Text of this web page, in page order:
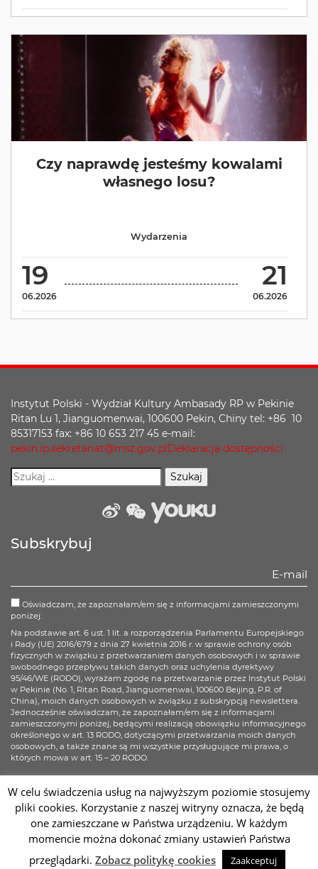
Czy naprawdę jesteśmy kowalami
własnego losu?
19
06.2026
21
06.2026
Wydarzenia
Instytut Polski - Wydział Kultury Ambasady RP w Pekinie
Ritan Lu 1, Jianguomenwai, 100600 Pekin, Chiny tel: +86 10
85317153 fax: +86 10 653 217 45 e-mail:
pekin.ip.sekretariat@msz.gov.plDeklaracja dostępności
Subskrybuj
Oświadczam, że zapoznałam/em się z informacjami zamieszczonymi
poniżej:
Na podstawie art. 6 ust. 1 lit. a rozporządzenia Parlamentu Europejskiego
i Rady (UE) 2016/679 z dnia 27 kwietnia 2016 r. w sprawie ochrony osób
fizycznych w związku z przetwarzaniem danych osobowych i w sprawie
swobodnego przepływu takich danych oraz uchylenia dyrektywy
95/46/WE (RODO), wyrażam zgodę na przetwarzanie przez Instytut Polski
w Pekinie (No. 1, Ritan Road, Jianguomenwai, 100600 Beijing, P.R. of
China), moich danych osobowych w związku z subskrypcją newslettera.
Jednocześnie oświadczam, że zapoznałam/em się z informacjami
zamieszczonymi poniżej, będącymi realizacją obowiązku informacyjnego
określonego w art. 13 RODO, dotyczącymi przetwarzania moich danych
osobowych, a także znane są mi wszystkie przysługujące mi prawa, o
których mowa w art. 15 – 20 RODO.
Zapisz się
W celu świadczenia usług na najwyższym poziomie stosujemy
pliki cookies. Korzystanie z naszej witryny oznacza, że będą
one zamieszczane w Państwa urządzeniu. W każdym
momencie można dokonać zmiany ustawień Państwa
przeglądarki. Zobacz politykę cookies Zaakceptuj